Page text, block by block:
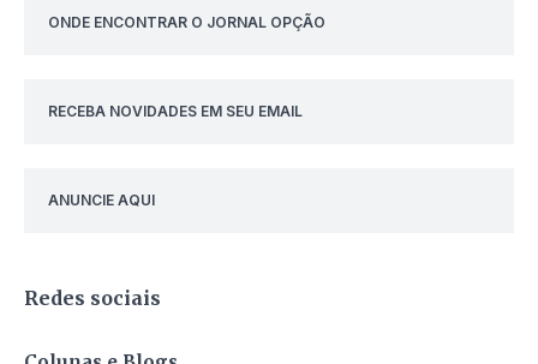
ONDE ENCONTRAR O JORNAL OPÇÃO
RECEBA NOVIDADES EM SEU EMAIL
ANUNCIE AQUI
Redes sociais